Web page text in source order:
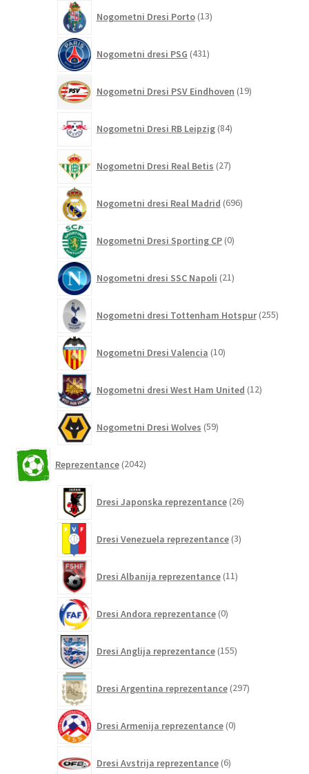
Nogometni Dresi Porto 13izdelkov
Nogometni dresi PSG 431izdelkov
Nogometni Dresi PSV Eindhoven 19izdelkov
Nogometni Dresi RB Leipzig 84izdelkov
Nogometni Dresi Real Betis 27izdelkov
Nogometni dresi Real Madrid 696izdelkov
Nogometni Dresi Sporting CP 0izdelkov
Nogometni dresi SSC Napoli 21izdelkov
Nogometni dresi Tottenham Hotspur 255
Nogometni Dresi Valencia 10izdelkov
Nogometni dresi West Ham United 12izdelkov
Nogometni Dresi Wolves 59izdelkov
Reprezentance 2042izdelkov
Dresi Japonska reprezentance 26izdelkov
Dresi Venezuela reprezentance 3izdelki
Dresi Albanija reprezentance 11izdelkov
Dresi Andora reprezentance 0izdelkov
Dresi Anglija reprezentance 155izdelkov
Dresi Argentina reprezentance 297izdelkov
Dresi Armenija reprezentance 0izdelkov
Dresi Avstrija reprezentance 6izdelkov